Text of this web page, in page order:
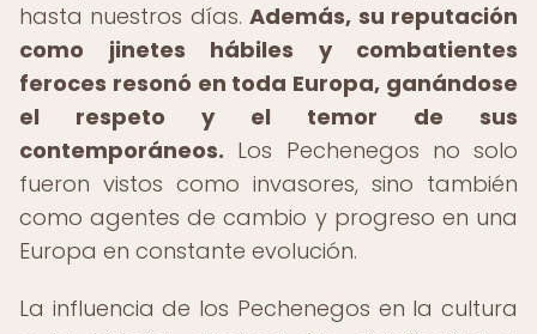
hasta nuestros días.Además, su reputación
como jinetes hábiles y combatientes
feroces resonó en toda Europa, ganándose
el respeto y el temor de sus
contemporáneos. Los Pechenegos no solo
fueron vistos como invasores, sino también
como agentes de cambio y progreso en una
Europa en constante evolución.
La influencia de los Pechenegos en la cultura